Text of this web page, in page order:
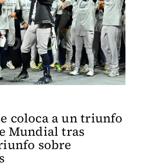
coloca a un triunfo
Mundial tras
sobre